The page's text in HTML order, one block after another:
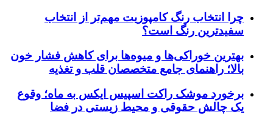
چرا انتخاب رنگ کامپوزیت مهم‌تر از انتخاب
سفیدترین رنگ است؟
بهترین خوراکی‌ها و میوه‌ها برای کاهش فشار خون
بالا؛ راهنمای جامع متخصصان قلب و تغذیه
برخورد موشک راکت اسپیس ایکس به ماه؛ وقوع
یک چالش حقوقی و محیط زیستی در فضا